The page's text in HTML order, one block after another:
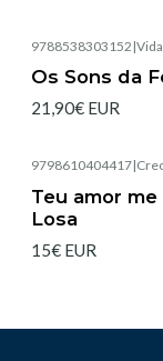
9788538303152 |Vida
Os Sons da
21,90€ EUR
9798610404417|
Teu amor
Losa
15€ EUR